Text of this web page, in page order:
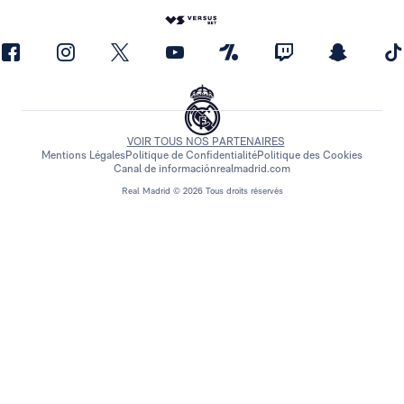
Real Madrid © 2026 Tous droits réservés
VOIR TOUS NOS PARTENAIRES
Mentions LégalesPolitique de ConfidentialitéPolitique des Cookies
Canal de informaciónrealmadrid.com